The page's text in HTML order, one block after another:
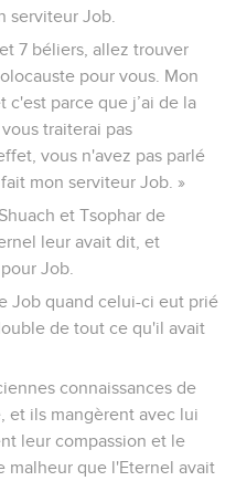
serviteur Job.
7 béliers, allez trouver
pour vous. Mon
c'est parce que j’ai de la
traiterai pas
vous n'avez pas parlé
mon serviteur Job. »
et Tsophar de
leur avait dit, et
Job.
Job quand celui-ci eut prié
de tout ce qu'il avait
connaissances de
et ils mangèrent avec lui
leur compassion et le
malheur que l'Eternel avait